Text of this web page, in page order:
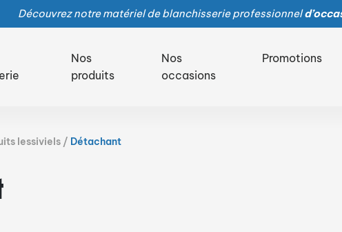
Découvrez notre matériel de blanchisserie professionnel
Nos
produits
Nos
occasions
Promotions
lessiviels Détachant